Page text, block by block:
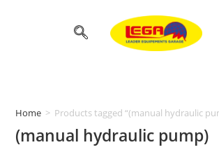
Home > Products tagged “(manual hydraulic
(manual hydraulic pump)